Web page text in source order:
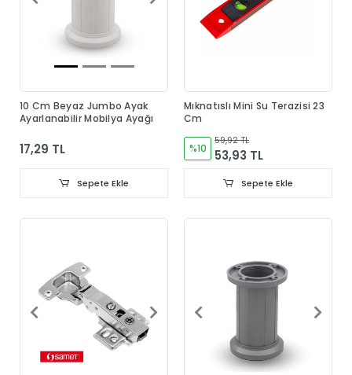
10 Cm Beyaz Jumbo Ayak
Ayarlanabilir Mobilya Ayağı
17,29 TL
Sepete Ekle
Mıknatıslı Mini Su Terazisi 23
Cm
%10
59,92 TL
53,93 TL
Sepete Ekle